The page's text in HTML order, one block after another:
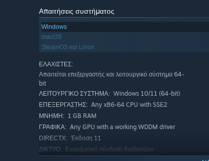
Απαιτήσεις συστήματος
Windows
macOS
SteamOS και Linux
ΕΛΆΧΙΣΤΕΣ:
Απαιτείται επεξεργαστής και λειτουργικό σύστημα 64-
bit
ΛΕΙΤΟΥΡΓΙΚΌ ΣΎΣΤΗΜΑ: Windows 10/11 (64-bit)
ΕΠΕΞΕΡΓΑΣΤΉΣ: Any x86-64 CPU with SSE2
ΜΝΉΜΗ: 1 GB RAM
ΓΡΑΦΙΚΆ: Any GPU with a working WDDM driver
DIRECTX: Έκδοση 11
ΔΊΚΤΥΟ: Ευρυζωνική σύνδεση διαδικτύου